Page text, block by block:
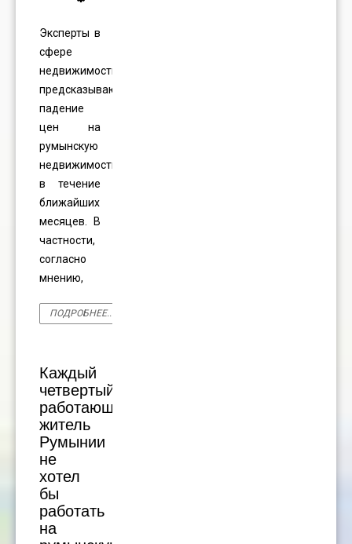
Эксперты в
сфере
недвижимости
предсказывают
падение
цен на
румынскую
недвижимость
в течение
ближайших
месяцев. В
частности,
согласно
мнению,
ПОДРОБНЕЕ...
Каждый
четвертый
работающий
житель
Румынии
не
хотел
бы
работать
на